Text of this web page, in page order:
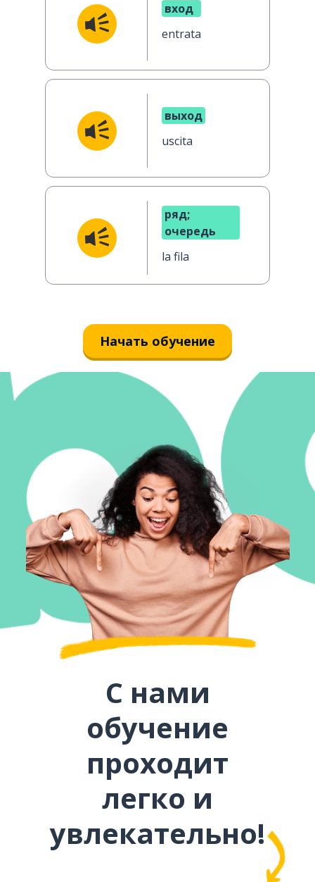
вход
entrata
выход
uscita
ряд;
очередь
la fila
Начать обучение
С нами
обучение
проходит
легко и
увлекательно!